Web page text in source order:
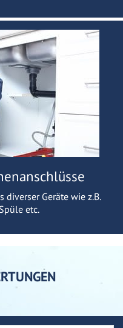
diverser Geräte wie z.B.
etc.